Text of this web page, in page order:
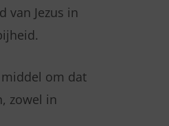
van Jezus in
middel om dat
zowel in